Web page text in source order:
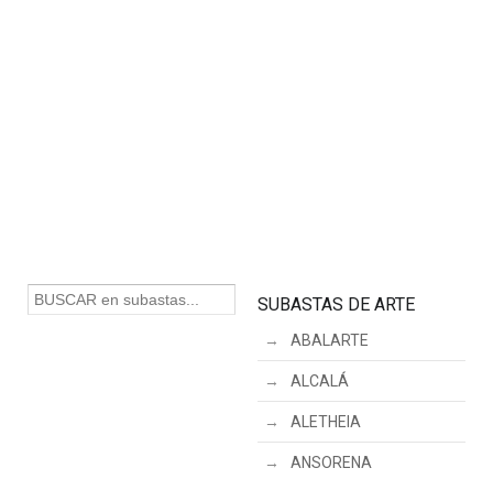
SUBASTAS DE ARTE
ABALARTE
ALCALÁ
ALETHEIA
ANSORENA